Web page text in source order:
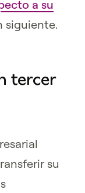
a su
siguiente.
tercer
su